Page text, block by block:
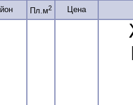
Пл.м2 Цена